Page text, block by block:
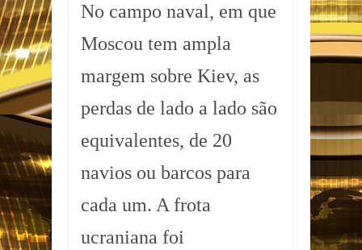
No campo naval, em que
Moscou tem ampla
margem sobre Kiev, as
perdas de lado a lado são
equivalentes, de 20
navios ou barcos para
cada um. A frota
ucraniana foi